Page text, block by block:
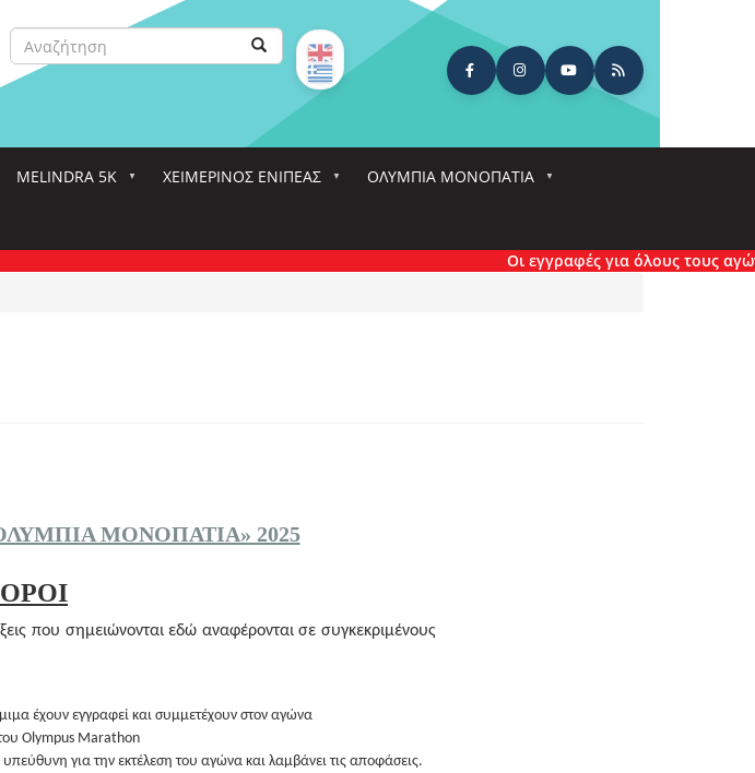
Αναζήτηση
MELINDRA 5K ΧΕΙΜΕΡΙΝΟΣ ΕΝΙΠΕΑΣ ΟΛΎΜΠΙΑ ΜΟΝΟΠΆΤΙΑ
Οι εγγραφές για όλους τους αγώνες
ΜΟΝΟΠΆΤΙΑ» 2025
ΟΡΟΙ
που σημειώνονται εδώ αναφέρονται σε συγκεκριμένους
έχουν εγγραφεί και συμμετέχουν στον αγώνα
Olympus Marathon
για την εκτέλεση του αγώνα και λαμβάνει τις αποφάσεις.